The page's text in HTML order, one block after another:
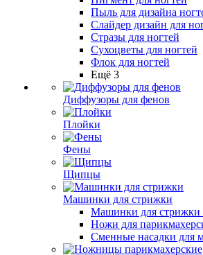
Пыль для дизайна
Слайдер дизайн для
Стразы для ногтей
Сухоцветы для ногтей
Флок для ногтей
Ещё 3
Диффузоры для фенов
Плойки
Фены
Щипцы
Машинки для стрижки
Машинки для стрижки
Ножи для
Сменные насадки для